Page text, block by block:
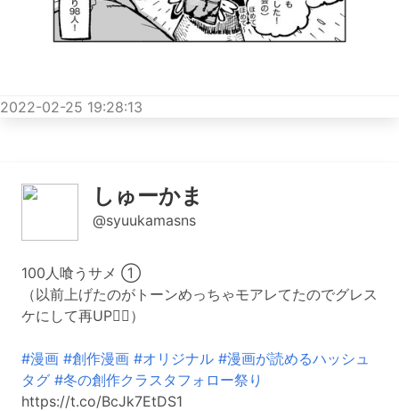
2022-02-25 19:28:13
しゅーかま
@syuukamasns
100人喰うサメ ①
（以前上げたのがトーンめっちゃモアレてたのでグレス
ケにして再UP🙇‍♂️）
#漫画 #創作漫画 #オリジナル #漫画が読めるハッシュ
タグ #冬の創作クラスタフォロー祭り
https://t.co/BcJk7EtDS1